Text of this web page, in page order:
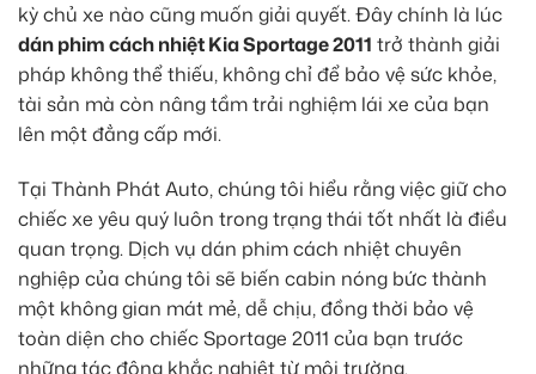
kỳ chủ xe nào cũng muốn giải quyết. Đây chính là lúc
dán phim cách nhiệt Kia Sportage 2011 trở thành giải
pháp không thể thiếu, không chỉ để bảo vệ sức khỏe,
tài sản mà còn nâng tầm trải nghiệm lái xe của bạn
lên một đẳng cấp mới.
Tại Thành Phát Auto, chúng tôi hiểu rằng việc giữ cho
chiếc xe yêu quý luôn trong trạng thái tốt nhất là điều
quan trọng. Dịch vụ dán phim cách nhiệt chuyên
nghiệp của chúng tôi sẽ biến cabin nóng bức thành
một không gian mát mẻ, dễ chịu, đồng thời bảo vệ
toàn diện cho chiếc Sportage 2011 của bạn trước
những tác động khắc nghiệt từ môi trường.